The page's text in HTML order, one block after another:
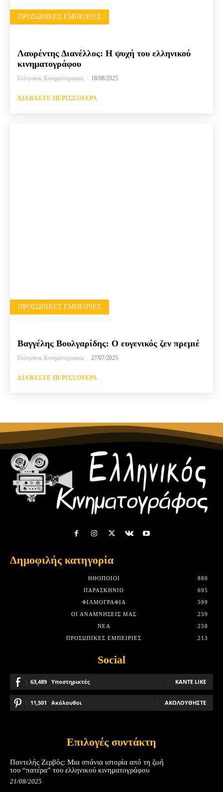
ΠΡΟΣΩΠΙΚΈΣ ΕΜΠΕΙΡΊΕΣ
Λαυρέντης Διανέλλος: Η ψυχή του ελληνικού
κινηματογράφου
Ελληνικος Κινηματογραφος - 18/08/2025
ΔΙΑΒΆΣΤΕ ΠΕΡΙΣΣΌΤΕΡΑ
ΠΡΟΣΩΠΙΚΈΣ ΕΜΠΕΙΡΊΕΣ
Βαγγέλης Βουλγαρίδης: Ο ευγενικός ζεν πρεμιέ
Ελληνικος Κινηματογραφος - 27/07/2025
ΔΙΑΒΆΣΤΕ ΠΕΡΙΣΣΌΤΕΡΑ
Δημοφιλής κατηγορία
HΘΟΠΟΙΟΊ
880
ΠΑΡΑΣΚΉΝΙΟ
695
ΦΙΛΜΟΓΡΑΦΊΑ
599
ΟΙ ΑΝΑΜΝΉΣΕΙΣ ΜΑΣ
259
ΝΈΑ
258
ΠΡΟΣΩΠΙΚΈΣ ΕΜΠΕΙΡΊΕΣ
213
Social
63,489 Υποστηρικτές ΚΆΝΤΕ LIKE
11,501 Ακόλουθοι ΑΚΟΛΟΥΘΉΣΤΕ
Επιλογές συντάκτη
Παντελής Ζερβός: Μια σπάνια ιστορία από τη ζωή
του “πατέρα” του ελληνικού κινηματογράφου
21/08/2025